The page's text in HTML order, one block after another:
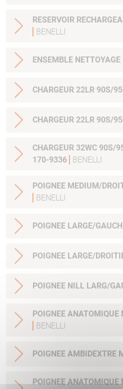
BENELLI
ENSEMBLE
CHARGEUR 22LR 90S/
CHARGEUR 22LR 90S/
CHARGEUR 32WC 90S/
170-9336
BENELLI
BENELLI
POIGNEE LARGE/
POIGNEE LARGE/
POIGNEE NILL LARG/
POIGNEE
BENELLI
POIGNEE AMBIDEXTRE
POIGNEE